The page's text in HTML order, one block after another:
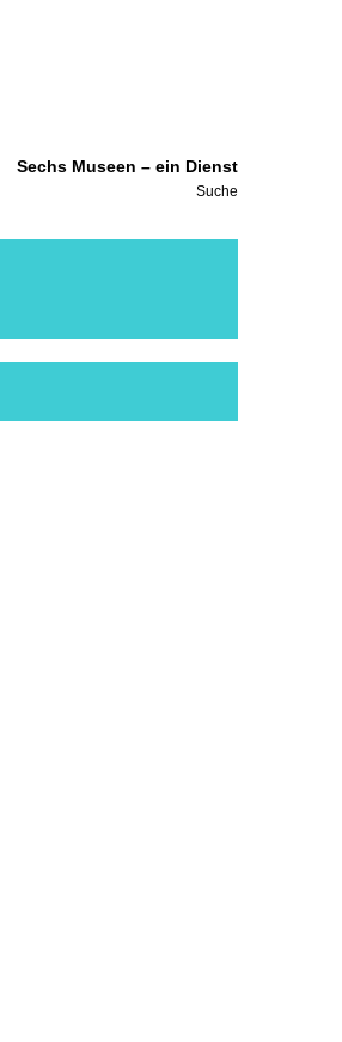
Sechs Museen – ein Dienst
Suche